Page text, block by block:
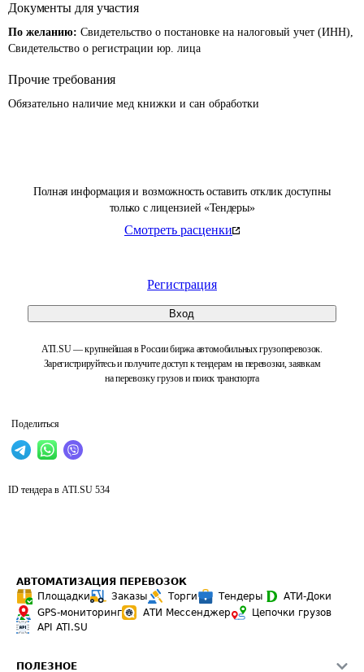
Полная информация и возможность оставить отклик доступны
только с лицензией «Тендеры»
Смотреть расценки
Регистрация
Вход
ATI.SU — крупнейшая в России биржа автомобильных грузоперевозок.
Зарегистрируйтесь и получите доступ к тендерам на перевозки, заявкам
на перевозку грузов и поиск транспорта
Поделиться
Документы для участия
По желанию: Свидетельство о постановке на налоговый учет (ИНН),
Свидетельство о регистрации юр. лица
Прочие требования
Обязательно наличие мед книжки и сан обработки
ID тендера в ATI.SU 534
АВТОМАТИЗАЦИЯ ПЕРЕВОЗОК
Площадки
Заказы Торги Тендеры
АТИ-Доки
GPS-мониторинг
АТИ Мессенджер
Цепочки грузов
API ATI.SU
ПОЛЕЗНОЕ